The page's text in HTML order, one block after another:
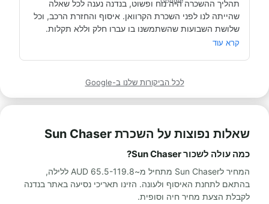
תודה אבי!
מאוד מומלץ לכל מי שרוצה לעשות חופשה בקרוואן.
קרא עוד
לכל הביקורות שלנו ב-Google
שאלות נפוצות על השכרת Sun Chaser
כמה עולה לשכור Sun Chaser?
המחיר לSun Chaser מתחיל מ~65.5-119.8 AUD ללילה,
בהתאם לתחנת האיסוף ולעונה. הזינו תאריכי נסיעה באתר בנדנה
לקבלת הצעת מחיר חיה וסופית.